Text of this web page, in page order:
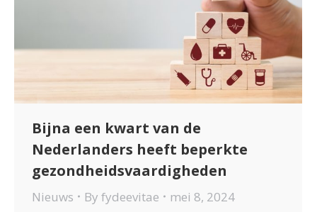
Bijna een kwart van de
Nederlanders heeft beperkte
gezondheidsvaardigheden
Nieuws By fydeevitae mei 8, 2024